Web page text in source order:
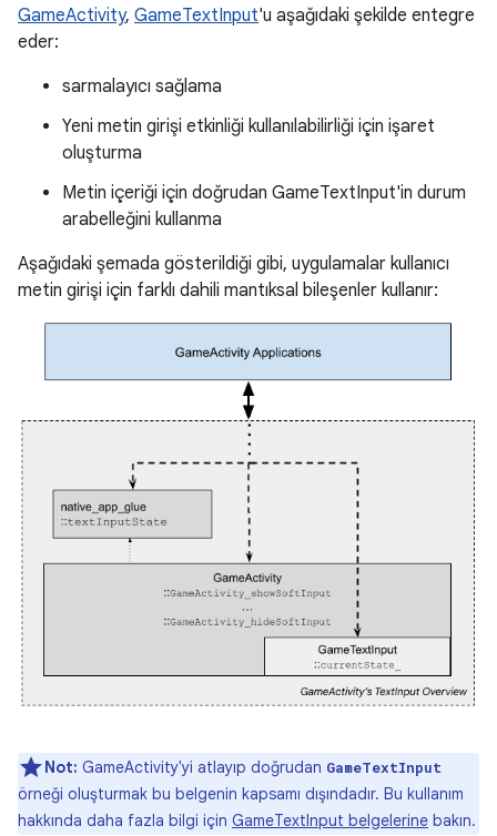
GameActivity, GameTextInput'u aşağıdaki şekilde entegre
eder:
sarmalayıcı sağlama
Yeni metin girişi etkinliği kullanılabilirliği için işaret
oluşturma
Metin içeriği için doğrudan GameTextInput'in durum
arabelleğini kullanma
Aşağıdaki şemada gösterildiği gibi, uygulamalar kullanıcı
metin girişi için farklı dahili mantıksal bileşenler kullanır:
Not: GameActivity'yi atlayıp doğrudan GameTextInput
örneği oluşturmak bu belgenin kapsamı dışındadır. Bu kullanım
hakkında daha fazla bilgi için GameTextInput belgelerine bakın.